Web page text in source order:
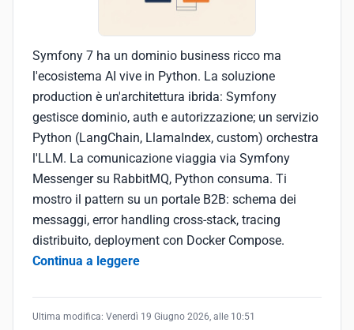
Symfony 7 ha un dominio business ricco ma
l'ecosistema AI vive in Python. La soluzione
production è un'architettura ibrida: Symfony
gestisce dominio, auth e autorizzazione; un servizio
Python (LangChain, LlamaIndex, custom) orchestra
l'LLM. La comunicazione viaggia via Symfony
Messenger su RabbitMQ, Python consuma. Ti
mostro il pattern su un portale B2B: schema dei
messaggi, error handling cross-stack, tracing
distribuito, deployment con Docker Compose.
Continua a leggere
Ultima modifica: Venerdì 19 Giugno 2026, alle 10:51